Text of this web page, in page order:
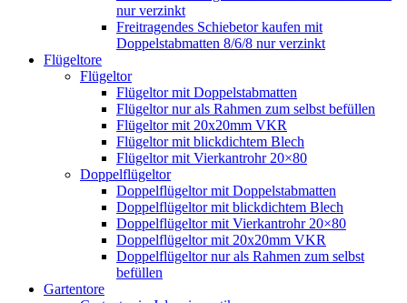
nur verzinkt
Freitragendes Schiebetor kaufen mit
Doppelstabmatten 8/6/8 nur verzinkt
Flügeltore
Flügeltor
Flügeltor mit Doppelstabmatten
Flügeltor nur als Rahmen zum selbst befüllen
Flügeltor mit 20x20mm VKR
Flügeltor mit blickdichtem Blech
Flügeltor mit Vierkantrohr 20×80
Doppelflügeltor
Doppelflügeltor mit Doppelstabmatten
Doppelflügeltor mit blickdichtem Blech
Doppelflügeltor mit Vierkantrohr 20×80
Doppelflügeltor mit 20x20mm VKR
Doppelflügeltor nur als Rahmen zum selbst
befüllen
Gartentore